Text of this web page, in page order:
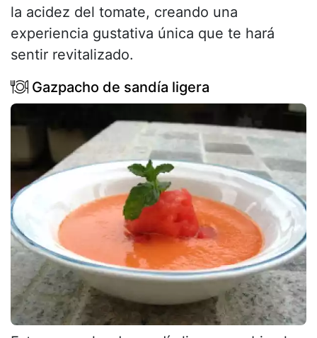
la acidez del tomate, creando una
experiencia gustativa única que te hará
sentir revitalizado.
Gazpacho de sandía ligera